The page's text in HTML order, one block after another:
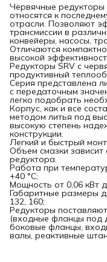
Червячные редукторы
относятся к
отрасли. Позволяют
трансмиссии в
конвейеры, насосы,
Отличаются
высокой
Редукторы SRV с
продуктивный
Серия представлена
с передаточным
легко подобрать
Корпус, как и все
методом литья под
высокую степень
конструкции.
Легкий и быстрый
Объем смазки
редуктора.
Работа при
+40 °C;
Мощность от 0,06 кВт
Габаритные размеры
132, 160;
Редукторы
(входные фланцы под
боковые фланцы,
валы, реактивные